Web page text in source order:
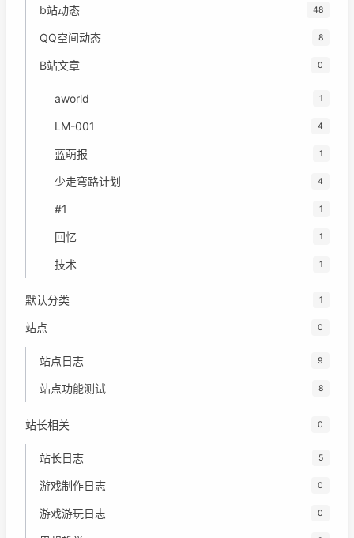
b站动态 48
QQ空间动态 8
B站文章 0
aworld 1
LM-001 4
蓝萌报 1
少走弯路计划 4
#1 1
回忆 1
技术 1
默认分类 1
站点 0
站点日志 9
站点功能测试 8
站长相关 0
站长日志 5
游戏制作日志 0
游戏游玩日志 0